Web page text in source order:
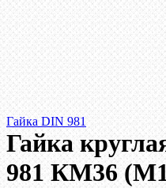
Гайка DIN 981
Гайка
981 КМ36